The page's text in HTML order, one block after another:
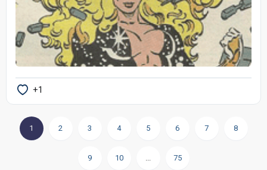
+1
1 2 3 4 5 6 7 8
9 10 ... 75